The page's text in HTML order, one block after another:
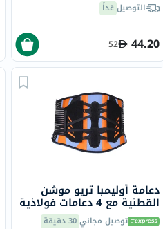
التوصيلغداً
44.20
52
دعامة أوليمبا تريو موشن
القطنية مع 4 دعامات فولاذية
9.5 بوصة كبير جدًا، OWB-511 توصيل مجاني30 دقيقة